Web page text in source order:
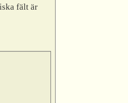
fält är